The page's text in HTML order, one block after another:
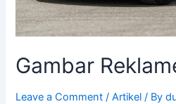
Gambar
Leave a Comment /Artikel / By